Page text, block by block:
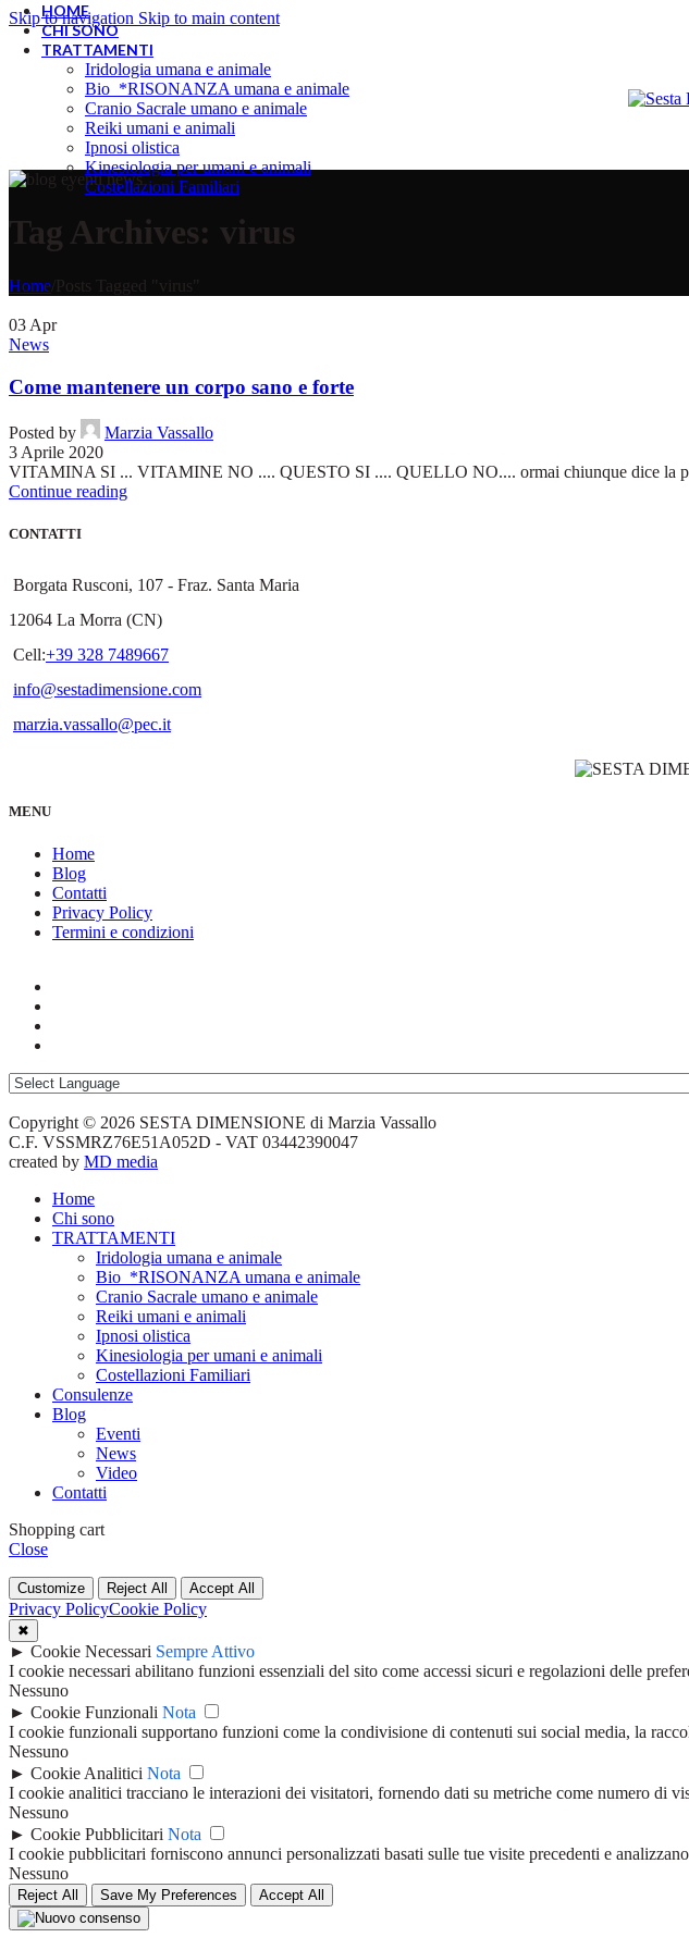
Skip to navigation Skip to main content
HOME
CHI SONO
TRATTAMENTI
Iridologia umana e animale
Bio_*RISONANZA umana e animale
Cranio Sacrale umano e animale
Reiki umani e animali
Ipnosi olistica
Kinesiologia per umani e animali
Costellazioni Familiari
Tag Archives: virus
Home Posts Tagged "virus"
03 Apr
News
Come mantenere un corpo sano e forte
Posted by
Marzia Vassallo
3 Aprile 2020
VITAMINA SI ... VITAMINE NO .... QUESTO SI .... QUELLO NO.... ormai chiunque dice la
Continue reading
CONTATTI
Borgata Rusconi, 107 - Fraz. Santa Maria
12064 La Morra (CN)
Cell:+39 328 7489667
info@sestadimensione.com
marzia.vassallo@pec.it
MENU
Home
Blog
Contatti
Privacy Policy
Termini e condizioni
Copyright © 2026 SESTA DIMENSIONE di Marzia Vassallo
C.F. VSSMRZ76E51A052D - VAT 03442390047
created by MD media
Home
Chi sono
TRATTAMENTI
Iridologia umana e animale
Bio_*RISONANZA umana e animale
Cranio Sacrale umano e animale
Reiki umani e animali
Ipnosi olistica
Kinesiologia per umani e animali
Costellazioni Familiari
Consulenze
Blog
Eventi
News
Video
Contatti
Shopping cart
Close
Customize Reject All Accept All
Privacy PolicyCookie Policy
✖
► Cookie Necessari Sempre Attivo
I cookie necessari abilitano funzioni essenziali del sito come accessi sicuri e regolazioni delle
Nessuno
► Cookie Funzionali Nota
I cookie funzionali supportano funzioni come la condivisione di contenuti sui social media, la
Nessuno
► Cookie Analitici Nota
I cookie analitici tracciano le interazioni dei visitatori, fornendo dati su metriche come numero di
Nessuno
► Cookie Pubblicitari Nota
I cookie pubblicitari forniscono annunci personalizzati basati sulle tue visite precedenti e
Nessuno
Reject All Save My Preferences Accept All